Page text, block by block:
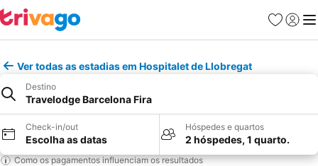
Favoritos
Iniciar
Ver todas as estadias em Hospitalet de Llobregat
Destino
Travelodge Barcelona Fira
Check-in/out
Escolha as datas
Hóspedes e quartos
2 hóspedes, 1 quarto.
Como os pagamentos influenciam os resultados